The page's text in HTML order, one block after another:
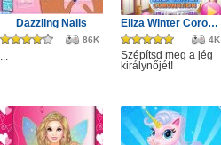
Dazzling Nails
86K
...
Eliza Winter Coronation
4K
Szépítsd meg a jég
királynőjét!